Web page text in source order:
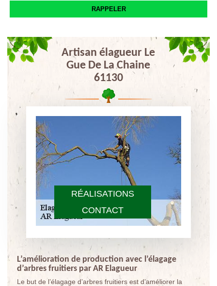
RÉALISATIONS
CONTACT
Artisan élagueur Le
Gue De La Chaine
61130
L’amélioration de production avec l’élagage
d’arbres fruitiers par AR Elagueur
Le but de l’élagage d’arbres fruitiers est d’améliorer la